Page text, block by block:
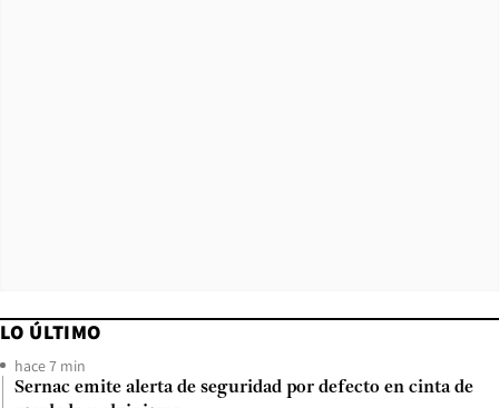
LO ÚLTIMO
hace 7 min
Sernac emite alerta de seguridad por defecto en cinta de